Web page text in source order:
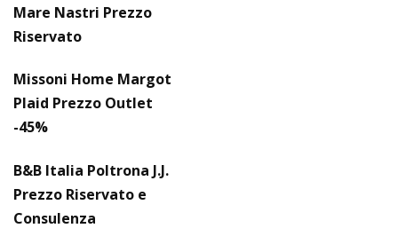
Mare Nastri Prezzo
Riservato
Missoni Home Margot
Plaid Prezzo Outlet
-45%
B&B Italia Poltrona J.J.
Prezzo Riservato e
Consulenza